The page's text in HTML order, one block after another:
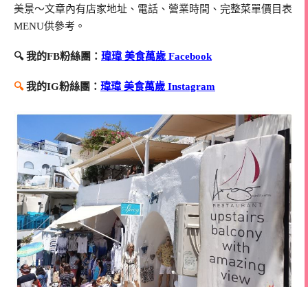
美景～文章內有店家地址、電話、營業時間、完整菜單價目表
MENU供參考。
🔍 我的FB粉絲團： 瑋瑋 美食萬歲 Facebook
🔍我的IG粉絲團： 瑋瑋 美食萬歲 Instagram